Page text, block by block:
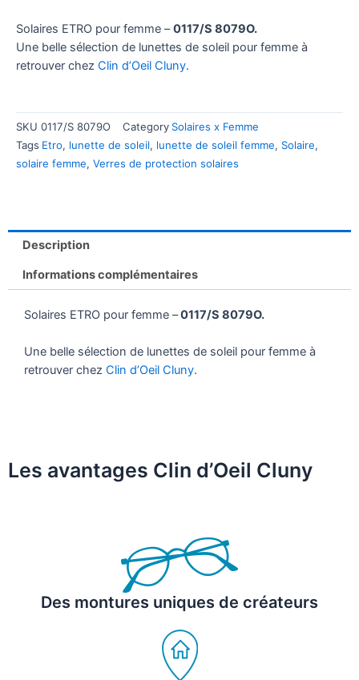
Solaires ETRO pour femme –0117/S 8079O.
Une belle sélection de lunettes de soleil pour femme à
retrouver chez Clin d’Oeil Cluny.
SKU 0117/S 8079O Category Solaires x Femme
Tags Etro, lunette de soleil, lunette de soleil femme, Solaire,
solaire femme, Verres de protection solaires
Description
Informations complémentaires
Solaires ETRO pour femme –0117/S 8079O.
Une belle sélection de lunettes de soleil pour femme à
retrouver chez Clin d’Oeil Cluny.
Les avantages Clin d’Oeil Cluny
Des montures uniques de créateurs